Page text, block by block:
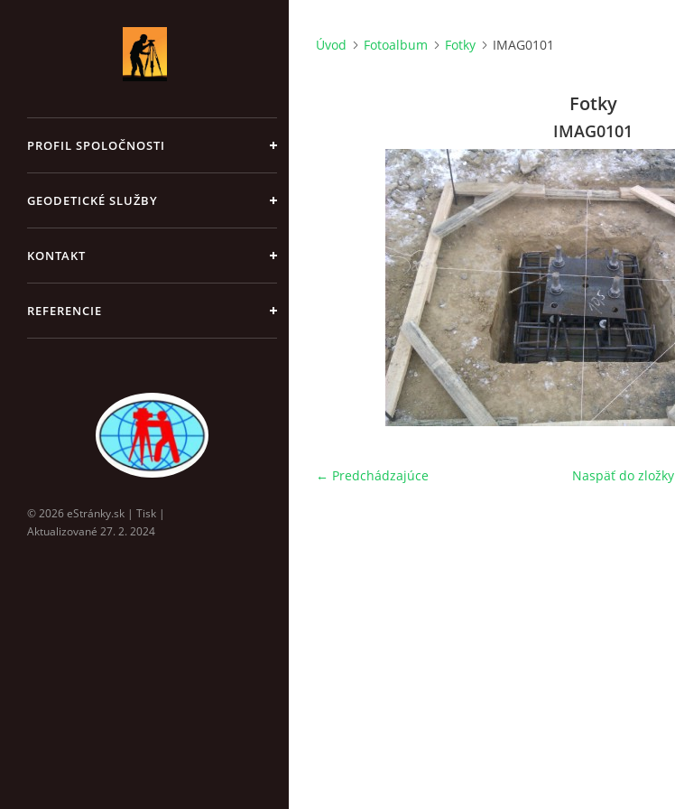
PROFIL SPOLOČNOSTI
GEODETICKÉ SLUŽBY
KONTAKT
REFERENCIE
© 2026 eStránky.sk | Tisk |
Aktualizované 27. 2. 2024
Úvod Fotoalbum Fotky IMAG0101
Fotky
IMAG0101
← Predchádzajúce Naspäť do zložky